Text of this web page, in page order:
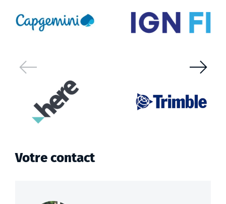
Previous slide
Votre contact